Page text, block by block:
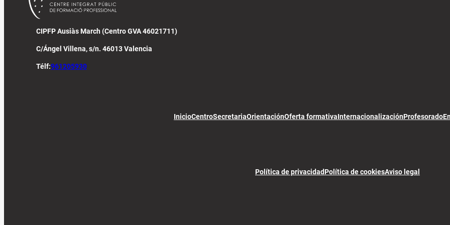
CIPFP Ausiàs March (Centro GVA 46021711)
C/Ángel Villena, s/n. 46013 Valencia
Télf:961205930
InicioCentroSecretariaOrientaciónOferta formativaInternacionalizaciónProfesorado
Política de privacidadPolítica de cookiesAviso legal